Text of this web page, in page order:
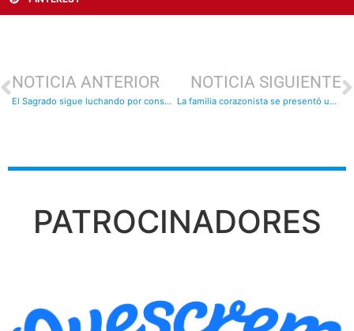
NOTICIA ANTERIOR
El Sagrado sigue luchando por conseguir los objetivos: resultados
NOTICIA SIGUIENTE
La familia corazonista se presentó un año más
PATROCINADORES